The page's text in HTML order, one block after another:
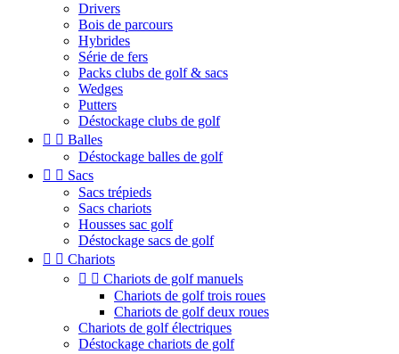
Drivers
Bois de parcours
Hybrides
Série de fers
Packs clubs de golf & sacs
Wedges
Putters
Déstockage clubs de golf
  Balles
Déstockage balles de golf
  Sacs
Sacs trépieds
Sacs chariots
Housses sac golf
Déstockage sacs de golf
  Chariots
  Chariots de golf manuels
Chariots de golf trois roues
Chariots de golf deux roues
Chariots de golf électriques
Déstockage chariots de golf